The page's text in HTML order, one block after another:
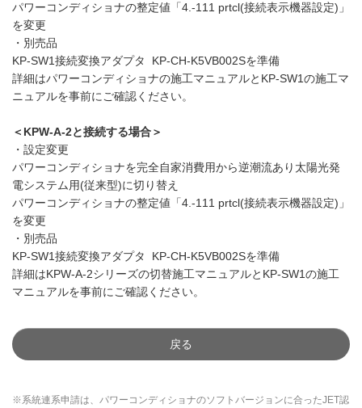
パワーコンディショナの整定値「4.-111 prtcl(接続表示機器設定)」
を変更
・別売品
KP-SW1接続変換アダプタ KP-CH-K5VB002Sを準備
詳細はパワーコンディショナの施工マニュアルとKP-SW1の施工マ
ニュアルを事前にご確認ください。
＜KPW-A-2と接続する場合＞
・設定変更
パワーコンディショナを完全自家消費用から逆潮流あり太陽光発
電システム用(従来型)に切り替え
パワーコンディショナの整定値「4.-111 prtcl(接続表示機器設定)」
を変更
・別売品
KP-SW1接続変換アダプタ KP-CH-K5VB002Sを準備
詳細はKPW-A-2シリーズの切替施工マニュアルとKP-SW1の施工
マニュアルを事前にご確認ください。
戻る
※系統連系申請は、パワーコンディショナのソフトバージョンに合ったJET認